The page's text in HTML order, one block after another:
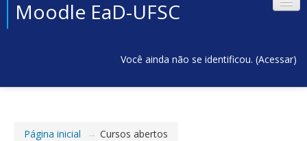
Moodle EaD-UFSC
Você ainda não se identificou. (Acessar)
Página inicial → Cursos abertos